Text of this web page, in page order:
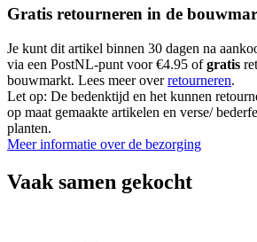
Gratis retourneren in de
Je kunt dit artikel binnen 30 dagen na
via een PostNL-punt voor €4.95 ofgratis
bouwmarkt. Lees meer overretourneren.
Let op: De bedenktijd en het kunnen
op maat gemaakte artikelen en verse/
planten.
Meer informatie over de bezorging
Vaak samen gekocht